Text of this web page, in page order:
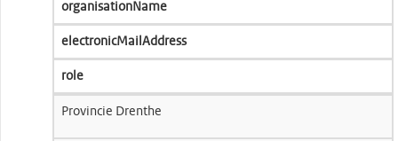
organisationName
electronicMailAddress
role
Provincie Drenthe